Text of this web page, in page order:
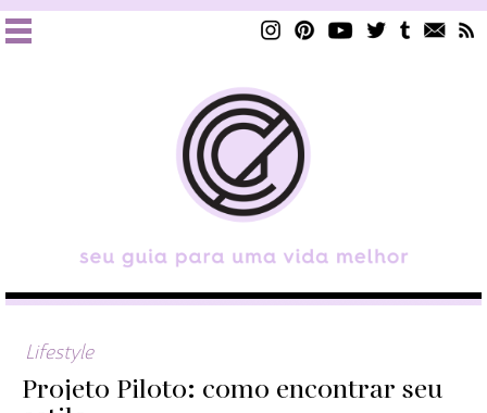
Lifestyle
Projeto Piloto: como encontrar seu